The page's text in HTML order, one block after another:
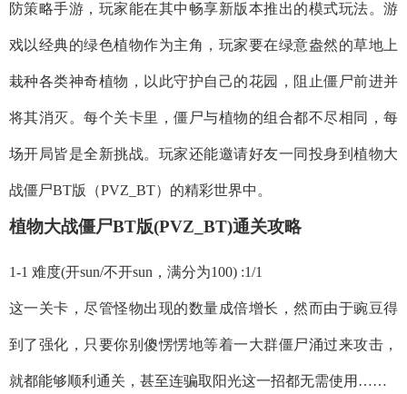
防策略手游，玩家能在其中畅享新版本推出的模式玩法。游
戏以经典的绿色植物作为主角，玩家要在绿意盎然的草地上
栽种各类神奇植物，以此守护自己的花园，阻止僵尸前进并
将其消灭。每个关卡里，僵尸与植物的组合都不尽相同，每
场开局皆是全新挑战。玩家还能邀请好友一同投身到植物大
战僵尸BT版（PVZ_BT）的精彩世界中。
植物大战僵尸BT版(PVZ_BT)通关攻略
1-1 难度(开sun/不开sun，满分为100) :1/1
这一关卡，尽管怪物出现的数量成倍增长，然而由于豌豆得
到了强化，只要你别傻愣愣地等着一大群僵尸涌过来攻击，
就都能够顺利通关，甚至连骗取阳光这一招都无需使用……